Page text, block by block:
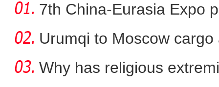
7th China-Eurasia Expo
Urumqi to Moscow
Why has religious